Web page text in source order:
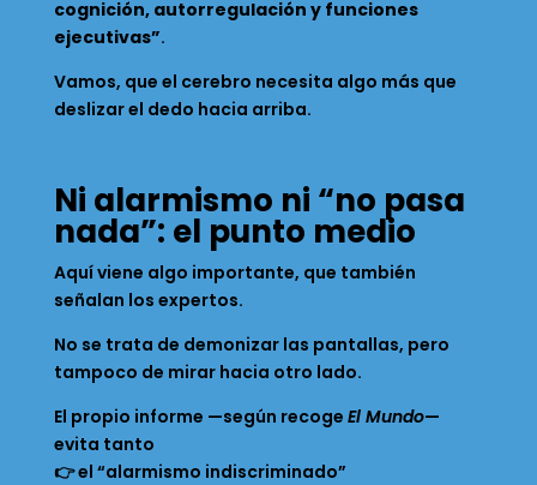
cognición, autorregulación y funciones
ejecutivas”.
Vamos, que el cerebro necesita algo más que
deslizar el dedo hacia arriba.
Ni alarmismo ni “no pasa
nada”: el punto medio
Aquí viene algo importante, que también
señalan los expertos.
No se trata de demonizar las pantallas, pero
tampoco de mirar hacia otro lado.
El propio informe —según recoge El Mundo—
evita tanto
👉 el “alarmismo indiscriminado”